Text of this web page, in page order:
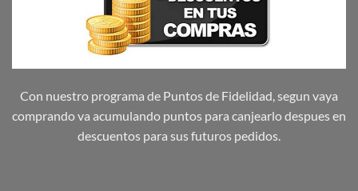
Con nuestro programa de Puntos de Fidelidad, segun vaya
comprando va acumulando puntos para canjearlo despues en
descuentos para sus futuros pedidos.